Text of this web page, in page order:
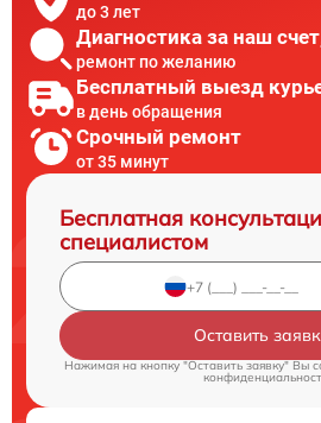
до 3 лет
Диагностика за наш
ремонт по желанию
Бесплатный выезд
в день обращения
Срочный ремонт
от 35 минут
Бесплатная
специалистом
Оставить
Нажимая на кнопку "Оставить заявку" Вы